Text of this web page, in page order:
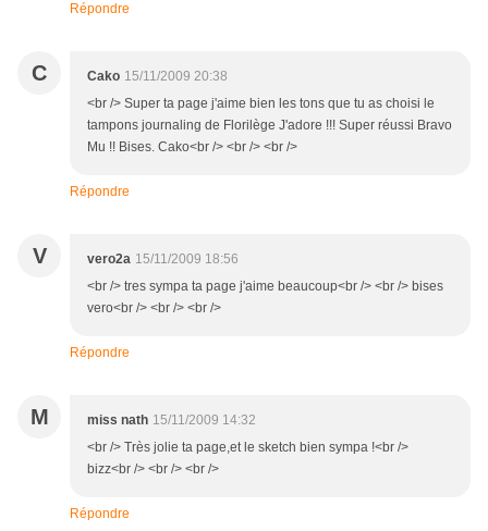
Répondre
C Cako 15/11/2009 20:38
<br /> Super ta page j'aime bien les tons que tu as choisi le
tampons journaling de Florilège J'adore !!! Super réussi Bravo
Mu !! Bises. Cako<br /> <br /> <br />
Répondre
V vero2a 15/11/2009 18:56
<br /> tres sympa ta page j'aime beaucoup<br /> <br /> bises
vero<br /> <br /> <br />
Répondre
M miss nath 15/11/2009 14:32
<br /> Très jolie ta page,et le sketch bien sympa !<br />
bizz<br /> <br /> <br />
Répondre